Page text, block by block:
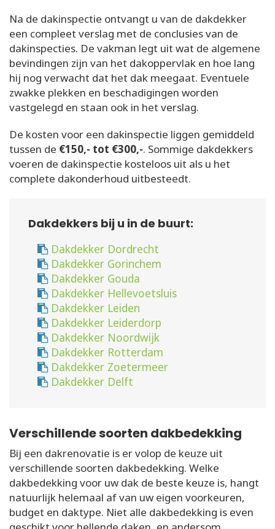
Na de dakinspectie ontvangt u van de dakdekker
een compleet verslag met de conclusies van de
dakinspecties. De vakman legt uit wat de algemene
bevindingen zijn van het dakoppervlak en hoe lang
hij nog verwacht dat het dak meegaat. Eventuele
zwakke plekken en beschadigingen worden
vastgelegd en staan ook in het verslag.
De kosten voor een dakinspectie liggen gemiddeld
tussen de €150,- tot €300,-. Sommige dakdekkers
voeren de dakinspectie kosteloos uit als u het
complete dakonderhoud uitbesteedt.
Dakdekkers bij u in de buurt:
Dakdekker Dordrecht
Dakdekker Gorinchem
Dakdekker Gouda
Dakdekker Hellevoetsluis
Dakdekker Leiden
Dakdekker Leiderdorp
Dakdekker Noordwijk
Dakdekker Rotterdam
Dakdekker Zoetermeer
Dakdekker Delft
Verschillende soorten dakbedekking
Bij een dakrenovatie is er volop de keuze uit
verschillende soorten dakbedekking. Welke
dakbedekking voor uw dak de beste keuze is, hangt
natuurlijk helemaal af van uw eigen voorkeuren,
budget en daktype. Niet alle dakbedekking is even